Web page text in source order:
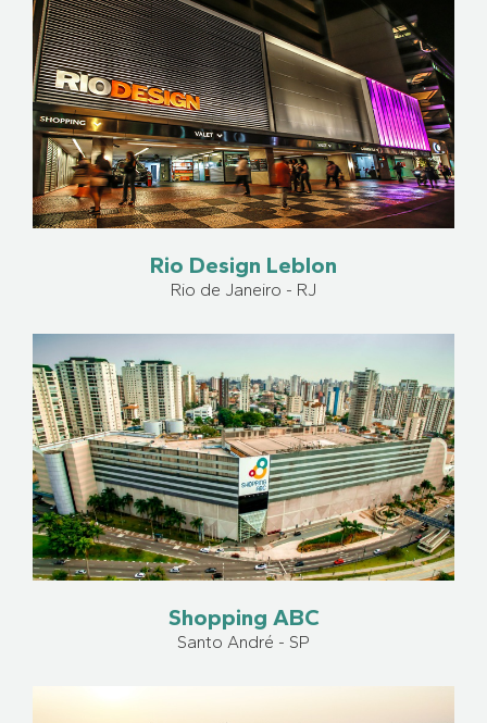
Rio Design Leblon
Rio de Janeiro - RJ
Shopping ABC
Santo André - SP